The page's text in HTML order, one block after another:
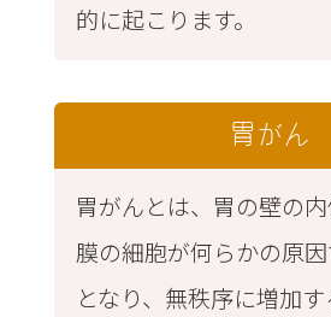
的に起こります。
胃がん
胃がんとは、胃の壁の
膜の細胞が何らかの原
となり、無秩序に増加